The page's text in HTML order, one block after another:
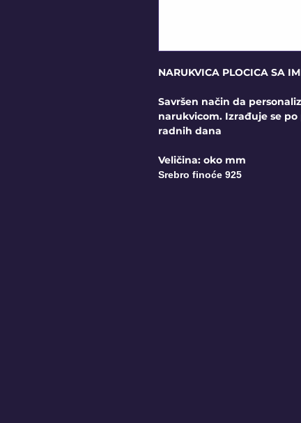
NARUKVICA PLOCICA SA
Savršen način da
narukvicom. Izrađuje se
radnih dana
Veličina: oko mm
Srebro finoće 925